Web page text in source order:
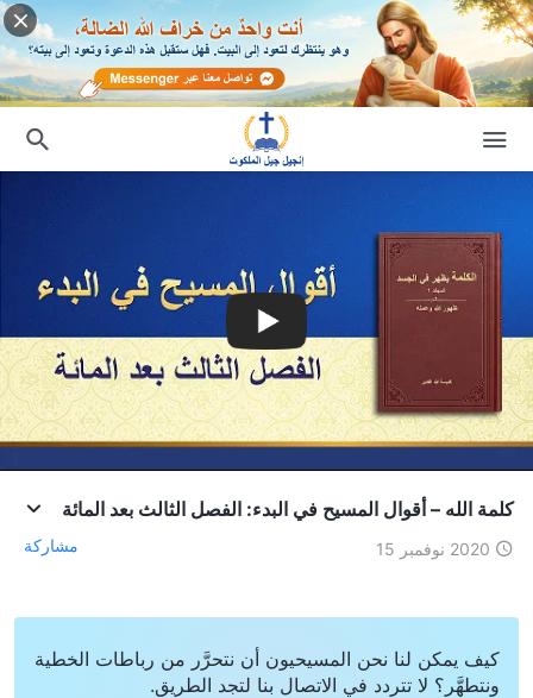
كلمة الله – أقوال المسيح في البدء: الفصل الثالث بعد المائة
2020 نوفمبر 15 مشاركة
كيف يمكن لنا نحن المسيحيون أن نتحرَّر من رباطات الخطية
ونتطهَّر؟ لا تتردد في الاتصال بنا لتجد الطريق.